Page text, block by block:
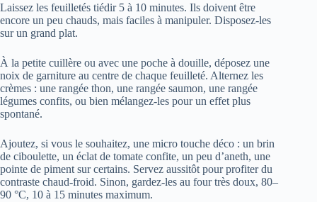
Laissez les feuilletés tiédir 5 à 10 minutes. Ils doivent être
encore un peu chauds, mais faciles à manipuler. Disposez-les
sur un grand plat.
À la petite cuillère ou avec une poche à douille, déposez une
noix de garniture au centre de chaque feuilleté. Alternez les
crèmes : une rangée thon, une rangée saumon, une rangée
légumes confits, ou bien mélangez-les pour un effet plus
spontané.
Ajoutez, si vous le souhaitez, une micro touche déco : un brin
de ciboulette, un éclat de tomate confite, un peu d’aneth, une
pointe de piment sur certains. Servez aussitôt pour profiter du
contraste chaud-froid. Sinon, gardez-les au four très doux, 80–
90 °C, 10 à 15 minutes maximum.